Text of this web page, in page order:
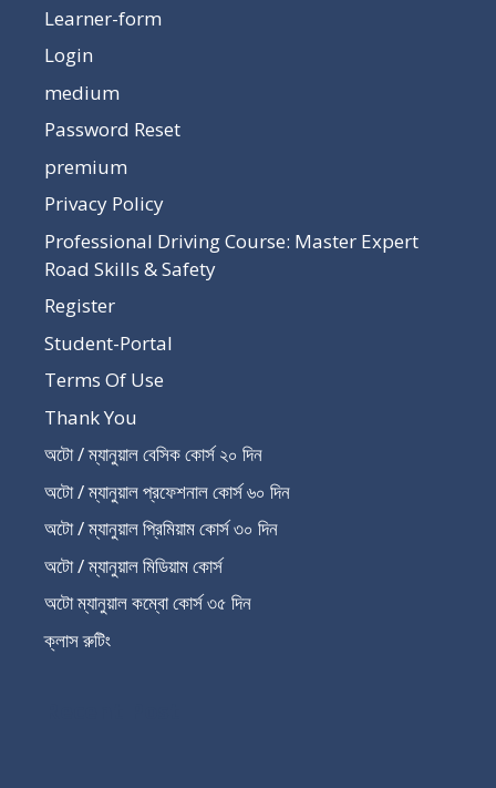
Learner-form
Login
medium
Password Reset
premium
Privacy Policy
Professional Driving Course: Master Expert
Road Skills & Safety
Register
Student-Portal
Terms Of Use
Thank You
অটো / ম্যানুয়াল বেসিক কোর্স ২০ দিন
অটো / ম্যানুয়াল প্রফেশনাল কোর্স ৬০ দিন
অটো / ম্যানুয়াল প্রিমিয়াম কোর্স ৩০ দিন
অটো / ম্যানুয়াল মিডিয়াম কোর্স
অটো ম্যানুয়াল কম্বো কোর্স ৩৫ দিন
ক্লাস রুটিং